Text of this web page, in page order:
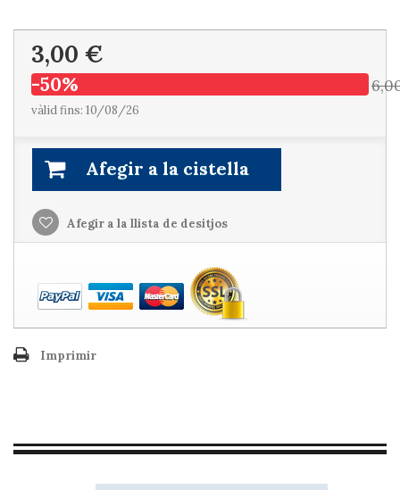
3,00 €
-50%
vàlid fins: 10/08/26
Afegir a la cistella
Afegir a la llista de desitjos
Imprimir